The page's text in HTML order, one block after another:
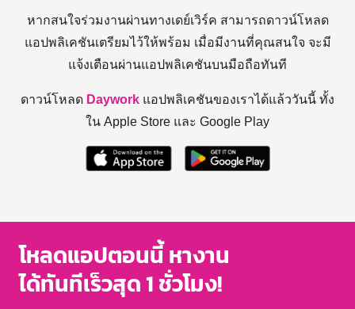
หากสนใจร่วมงานผ่านทางเดย์เวิร์ค สามารถดาวน์โหลด
แอปพลิเคชันเตรียมไว้ให้พร้อม เมื่อมีงานที่คุณสนใจ จะมี
แจ้งเตือนผ่านแอปพลิเคชันบนมือถือทันที
ดาวน์โหลด Daywork แอปพลิเคชันของเราได้แล้ววันนี้ ทั้ง
ใน Apple Store และ Google Play
โหลดแอปตอนนี้ หางาน
ได้ทันทีเร็วสุด 1 ชั่วโมง!